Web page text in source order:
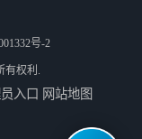
号-2
权利.
入口 网站地图